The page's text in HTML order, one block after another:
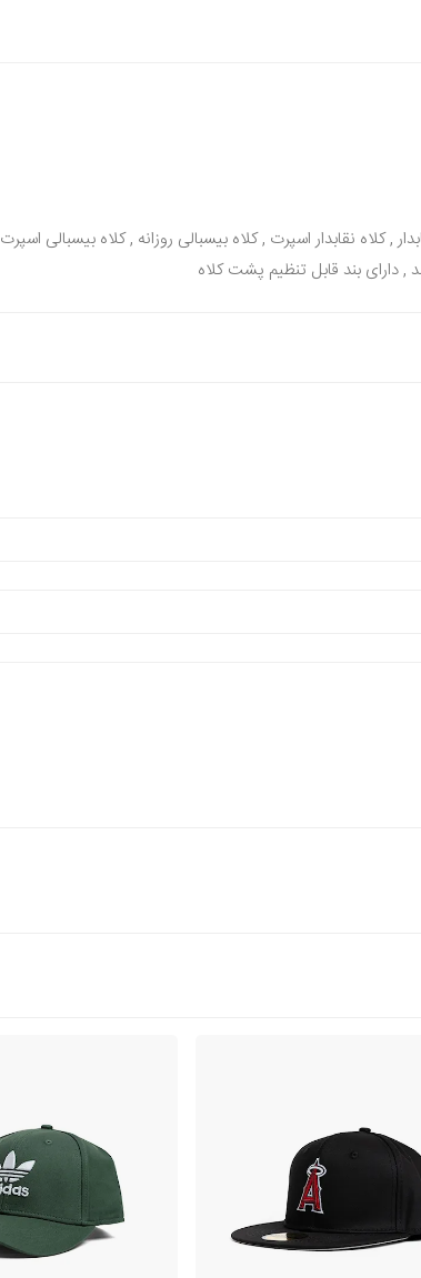
, کلاه نقابدار اسپرت , کلاه بیسبالی روزانه , کلاه بیسبالی اسپرت
دارای بند قابل تنظیم پشت کلاه